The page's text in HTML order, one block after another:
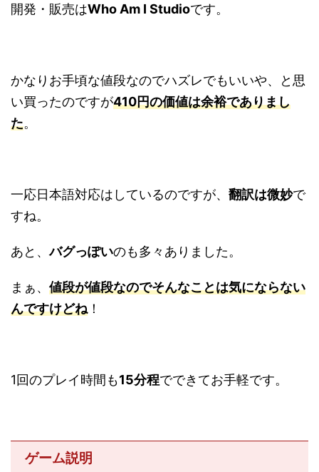
開発・販売はWho Am I Studioです。
かなりお手頃な値段なのでハズレでもいいや、と思
い買ったのですが410円の価値は余裕でありまし
た。
一応日本語対応はしているのですが、 翻訳は微妙で
すね。
あと、バグっぽいのも多々ありました。
まぁ、 値段が値段なのでそんなことは気にならない
んですけどね ！
1回のプレイ時間も15分程でできてお手軽です。
ゲーム説明